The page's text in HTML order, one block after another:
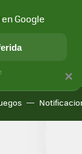
×
Google